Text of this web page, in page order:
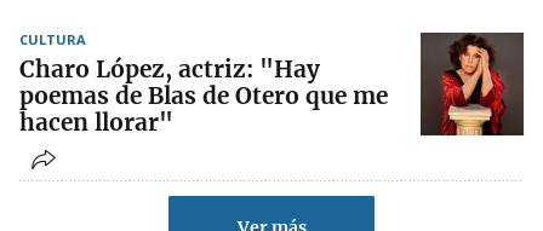
CULTURA
Charo López, actriz: "Hay
poemas de Blas de Otero que me
hacen llorar"